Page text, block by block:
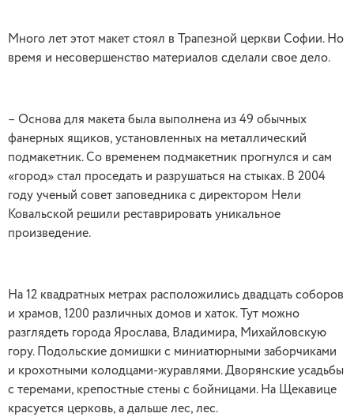
Много лет этот макет стоял в Трапезной церкви Софии. Но
время и несовершенство материалов сделали свое дело.
– Основа для макета была выполнена из 49 обычных
фанерных ящиков, установленных на металлический
подмакетник. Со временем подмакетник прогнулся и сам
«город» стал проседать и разрушаться на стыках. В 2004
году ученый совет заповедника с директором Нели
Ковальской решили реставрировать уникальное
произведение.
На 12 квадратных метрах расположились двадцать соборов
и храмов, 1200 различных домов и хаток. Тут можно
разглядеть города Ярослава, Владимира, Михайловскую
гору. Подольские домишки с миниатюрными заборчиками
и крохотными колодцами-журавлями. Дворянские усадьбы
с теремами, крепостные стены с бойницами. На Щекавице
красуется церковь, а дальше лес, лес.